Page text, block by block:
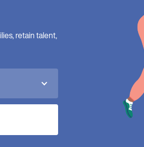
retain talent,